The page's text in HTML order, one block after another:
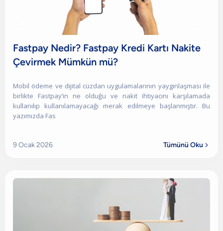
Fastpay Nedir? Fastpay Kredi Kartı Nakite
Çevirmek Mümkün mü?
Mobil ödeme ve dijital cüzdan uygulamalarının yaygınlaşması ile
birlikte Fastpay’in ne olduğu ve nakit ihtiyacını karşılamada
kullanılıp kullanılamayacağı merak edilmeye başlanmıştır. Bu
yazımızda Fas
9 Ocak 2026 Tümünü Oku 